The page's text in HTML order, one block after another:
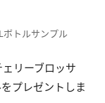
トルサンプル
リーブロッサ
プレゼントしま